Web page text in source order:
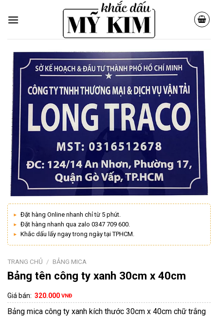
Đặt hàng Online nhanh chỉ từ 5 phút.
Đặt hàng nhanh qua zalo 0347 709 600.
Khắc dấu lấy ngay trong ngày tại TPHCM.
TRANG CHỦ / BẢNG MICA
Bảng tên công ty xanh 30cm x 40cm
Giá bán: 320.000 VNĐ
Bảng mica công ty xanh kích thước 30cm x 40cm chữ trắng